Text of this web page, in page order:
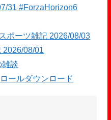
31 #ForzaHorizon6
ポーツ雑記 2026/08/03
2026/08/01
談
ールダウンロード